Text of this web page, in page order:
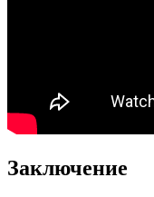
Заключение